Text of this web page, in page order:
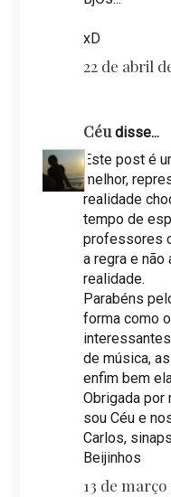
xD
22 de abril
Céudisse...
Este post é
melhor,
realidade
tempo de
professores
a regra e não
realidade.
Parabéns
forma como
de música,
enfim bem
Obrigada por
sou Céu e
Carlos,
Beijinhos
13 de março